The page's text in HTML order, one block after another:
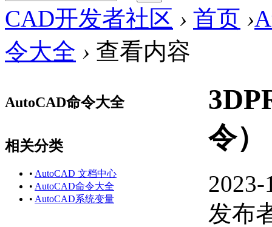
CAD开发者社区 › 首页 ›
令大全 › 查看内容
AutoCAD命令大全
相关分类
• AutoCAD 文档中心
• AutoCAD命令大全
• AutoCAD系统变量
令）
2023-
发布